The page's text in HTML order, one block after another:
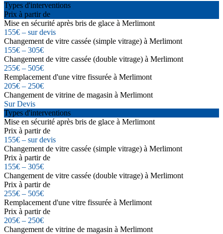
Types d'interventions
Prix à partir de
Mise en sécurité après bris de glace à Merlimont
155€ – sur devis
Changement de vitre cassée (simple vitrage) à Merlimont
155€ – 305€
Changement de vitre cassée (double vitrage) à Merlimont
255€ – 505€
Remplacement d'une vitre fissurée à Merlimont
205€ – 250€
Changement de vitrine de magasin à Merlimont
Sur Devis
Types d'interventions
Mise en sécurité après bris de glace à Merlimont
Prix à partir de
155€ – sur devis
Changement de vitre cassée (simple vitrage) à Merlimont
Prix à partir de
155€ – 305€
Changement de vitre cassée (double vitrage) à Merlimont
Prix à partir de
255€ – 505€
Remplacement d'une vitre fissurée à Merlimont
Prix à partir de
205€ – 250€
Changement de vitrine de magasin à Merlimont